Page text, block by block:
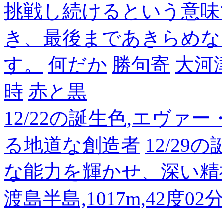
挑戦し続けるという意
き、最後まであきらめ
す。
何だか 勝句寄 大河
時 赤と黒
12/22の誕生色,エヴァ
る地道な創造者 12/29の
な能力を輝かせ、深い
渡島半島,1017m,42度02